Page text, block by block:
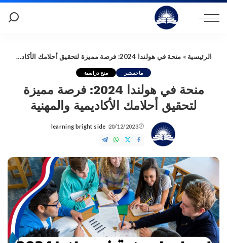
الرئيسية » منحة في هولندا 2024: فرصة مميزة لتحقيق أحلامك الأكاديمية والمهنية
ماجستير منح دراسية
منحة في هولندا 2024: فرصة مميزة
لتحقيق أحلامك الأكاديمية والمهنية
20/12/2023
Posted
by
learning bright side